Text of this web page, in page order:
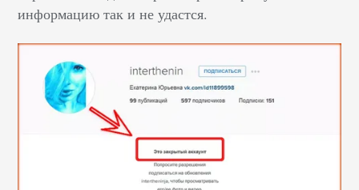
информацию так и не удастся.